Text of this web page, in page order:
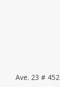
Ave. 23 #